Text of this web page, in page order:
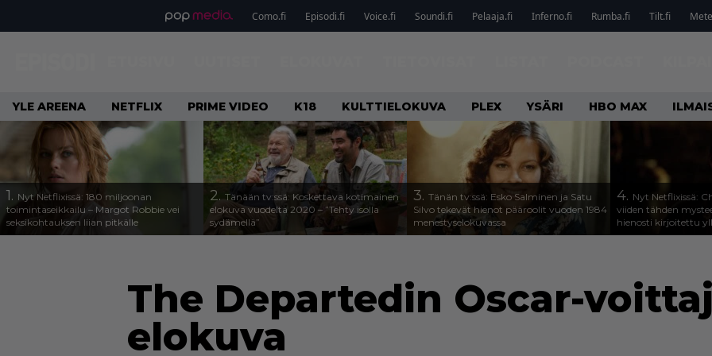
Como.fi Episodi.fi Voice.fi Soundi.fi Pelaaja.fi Inferno.fi Rumba.fi Tilt.fi
YLE AREENA NETFLIX PRIME VIDEO K18 KULTTIELOKUVA PLEX YSÄRI HBO MAX
1. Nyt Netflixissä: 180 miljoonan
toimintaseikkailu – Margot Robbie vei
seksikohtauksen liian pitkälle
2. Tänään tv:ssä: Koskettava kotimainen
elokuva vuodelta 2020 – ”Tehty isolla
sydämellä”
3. Tänän tv:ssä: Esko Salminen ja Satu
Silvo tekevät hienot pääroolit vuoden 1984
menestyselokuvassa
4. Nyt Netflixissä:
viiden tähden
hienosti kirjoitettu
The Departedin Oscar-
elokuva